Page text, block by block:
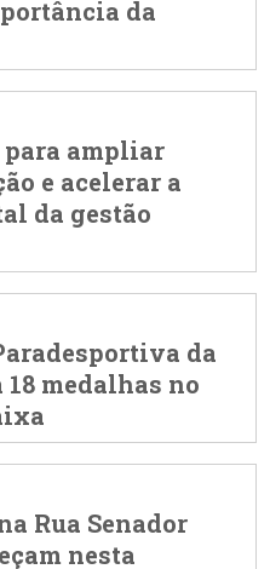
da
para ampliar
e acelerar a
da gestão
da
medalhas no
Rua Senador
nesta